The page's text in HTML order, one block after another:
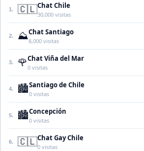
1. 🇨🇱Chat Chile
30,000 visitas
2. ⛰️Chat Santiago
8,000 visitas
3. 🌹Chat Viña del Mar
0 visitas
4. 🏙️Santiago de Chile
0 visitas
5. 🏙️Concepción
0 visitas
6. 🇨🇱Chat Gay Chile
0 visitas